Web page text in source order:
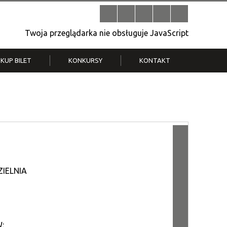
Twoja przeglądarka nie obsługuje JavaScript
KUP BILET KONKURSY KONTAKT